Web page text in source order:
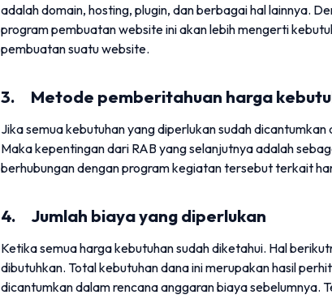
adalah domain, hosting, plugin, dan berbagai hal lainnya.
program pembuatan website ini akan lebih mengerti
pembuatan suatu website.
3. Metode pemberitahuan harga
Jika semua kebutuhan yang diperlukan sudah
Maka kepentingan dari RAB yang selanjutnya adalah
berhubungan dengan program kegiatan tersebut terkait
4. Jumlah biaya yang diperlukan
Ketika semua harga kebutuhan sudah diketahui. Hal
dibutuhkan. Total kebutuhan dana ini merupakan hasil
dicantumkan dalam rencana anggaran biaya sebelumnya.